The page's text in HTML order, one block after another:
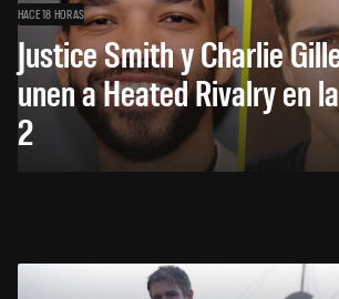
HACE 18 HORAS
Justice Smith y Charlie
unen a Heated Rivalry en
2